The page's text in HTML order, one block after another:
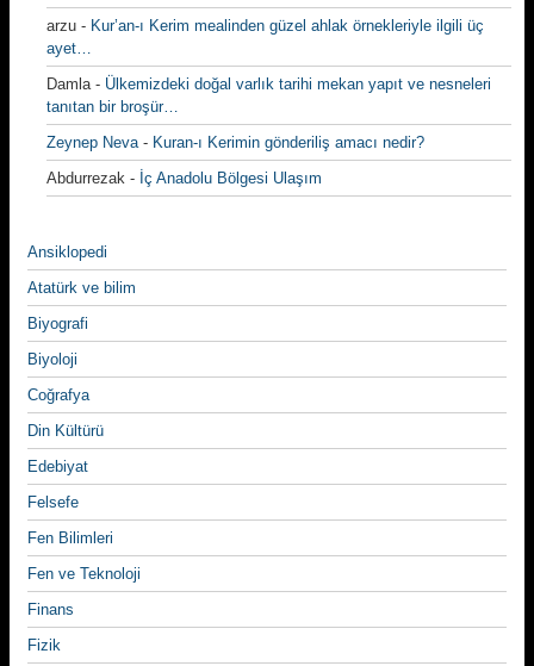
arzu - Kur’an-ı Kerim mealinden güzel ahlak örnekleriyle ilgili üç
ayet…
Damla- Ülkemizdeki doğal varlık tarihi mekan yapıt ve nesneleri
tanıtan bir broşür…
Zeynep Neva- Kuran-ı Kerimin gönderiliş amacı nedir?
Abdurrezak - İç Anadolu Bölgesi Ulaşım
Ansiklopedi
Atatürk ve bilim
Biyografi
Biyoloji
Coğrafya
Din Kültürü
Edebiyat
Felsefe
Fen Bilimleri
Fen ve Teknoloji
Finans
Fizik